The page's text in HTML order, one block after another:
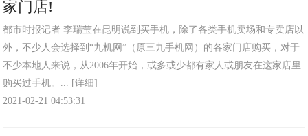
家门店!
都市时报记者 李瑞莹在昆明说到买手机，除了各类手机卖场和专卖店以
外，不少人会选择到“九机网”（原三九手机网）的各家门店购买，对于
不少本地人来说，从2006年开始，或多或少都有家人或朋友在这家店里
购买过手机。... [详细]
2021-02-21 04:53:31